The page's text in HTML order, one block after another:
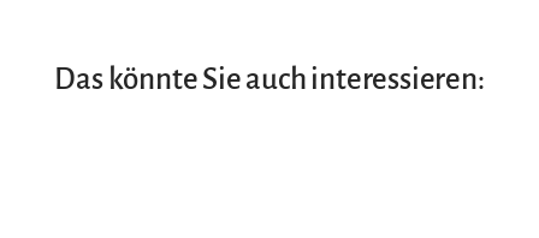
Das könnte Sie auch interessieren: